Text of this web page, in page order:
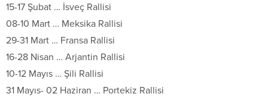
15-17 Şubat … İsveç Rallisi
08-10 Mart … Meksika Rallisi
29-31 Mart … Fransa Rallisi
16-28 Nisan … Arjantin Rallisi
10-12 Mayıs … Şili Rallisi
31 Mayıs- 02 Haziran … Portekiz Rallisi